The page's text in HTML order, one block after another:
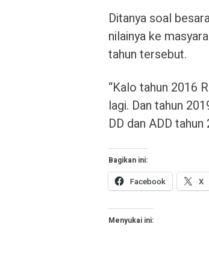
Ditanya soal
nilainya ke
tahun tersebut.
“Kalo tahun 2016
lagi. Dan tahun
DD dan ADD
Bagikan ini:
Facebook X
Menyukai ini: